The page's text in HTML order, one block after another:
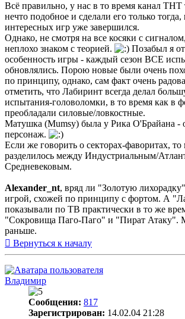
Всё правильно, у нас в то время канал ТНТ
нечто подобное и сделали его только тогда,
интересных игр уже завершился.
Однако, не смотря на все косяки с
неплохо знаком с теорией.
Позабыл я
особенность игры - каждый сезон ВСЕ
обновлялись. Порою новые были очень
по принципу, однако, сам факт очень
отметить, что Лабиринт всегда делал
испытания-головоломки, в то время как в
преобладали силовые/ловкостные.
Матушка (Mumsy) была у Рика О'Брайана -
персонаж.
Если же говорить о секторах-фаворитах,
разделилось между Индустриальным/
Средневековым.
Alexander_nt, вряд ли "Золотую
игрой, схожей по принципу с фортом. А
показывали по ТВ практически в то же
"Сокровища Паго-Паго" и "Пират Атаку".
раньше.
Вернуться к началу
Владимир
Сообщения: 817
Зарегистрирован: 14.02.04 21:28